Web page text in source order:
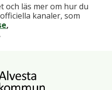
och läs mer om hur du
kanaler, som
,